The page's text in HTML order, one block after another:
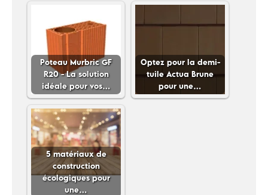
Poteau Murbric GF
R20 - La solution
idéale pour vos…
Optez pour la demi-
tuile Actua Brune
pour une…
5 matériaux de
construction
écologiques pour
une…